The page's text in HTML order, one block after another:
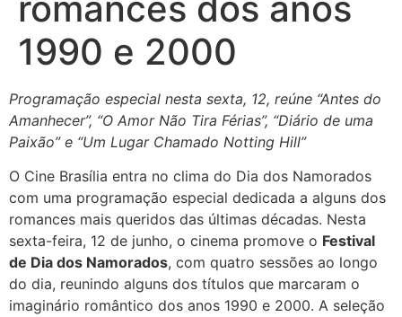
1990 e 2000
Programação especial nesta sexta, 12, reúne “Antes do
Amanhecer”, “O Amor Não Tira Férias”, “Diário de uma
Paixão” e “Um Lugar Chamado Notting Hill”
O Cine Brasília entra no clima do Dia dos Namorados
com uma programação especial dedicada a alguns dos
romances mais queridos das últimas décadas. Nesta
sexta-feira, 12 de junho, o cinema promove o Festival
de Dia dos Namorados, com quatro sessões ao longo
do dia, reunindo alguns dos títulos que marcaram o
imaginário romântico dos anos 1990 e 2000. A seleção